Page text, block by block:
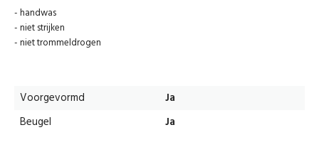
- handwas
- niet strijken
- niet trommeldrogen
Voorgevormd
Ja
Beugel
Ja